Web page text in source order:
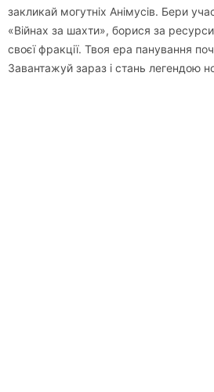
закликай могутніх Анімусів. Бери
«Війнах за шахти», борися за
своєї фракції. Твоя ера панування
Завантажуй зараз і стань легендою